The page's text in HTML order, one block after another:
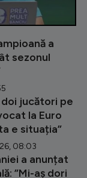
a
sezonul
jucători pe
la Euro
e situația”
08:03
a anunțat
”Mi-aș dori